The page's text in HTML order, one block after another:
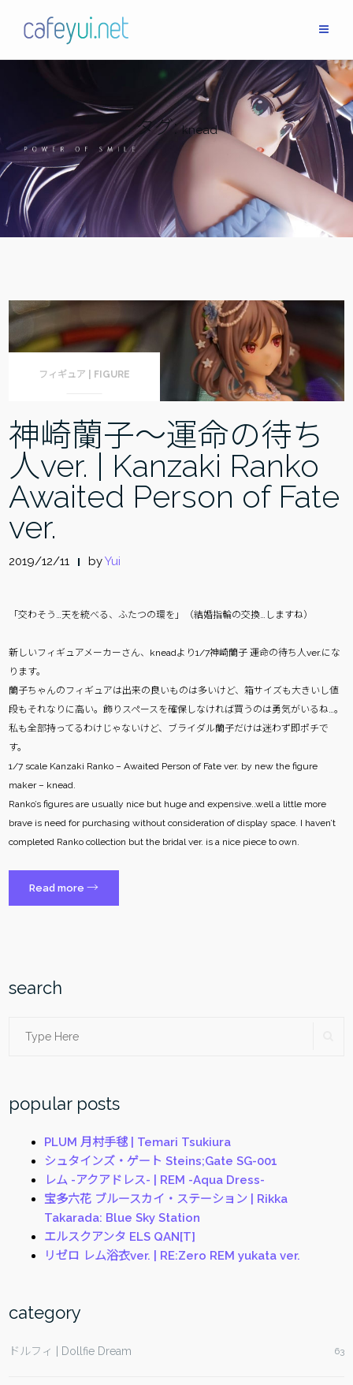
タグ:knead
フィギュア | FIGURE
神崎蘭子〜運命の待ち
人ver. | Kanzaki Ranko
Awaited Person of Fate
ver.
2019/12/11 byYui
「交わそう…天を統べる、ふたつの環を」（結婚指輪の交換…しますね）
新しいフィギュアメーカーさん、kneadより1/7神崎蘭子 運命の待ち人ver.にな
ります。
蘭子ちゃんのフィギュアは出来の良いものは多いけど、箱サイズも大きいし値
段もそれなりに高い。飾りスペースを確保しなければ買うのは勇気がいるね…。
私も全部持ってるわけじゃないけど、ブライダル蘭子だけは迷わず即ポチで
す。
1/7 scale Kanzaki Ranko – Awaited Person of Fate ver. by new the figure
maker – knead.
Ranko’s figures are usually nice but huge and expensive..well a little more
brave is need for purchasing without consideration of display space. I haven’t
completed Ranko collection but the bridal ver. is a nice piece to own.
Read more“神
崎
Kanzaki
Ranko
Awaited
Person
of
Fate
→
search
Search
popular posts
PLUM 月村手毬 | Temari Tsukiura
シュタインズ・ゲート Steins;Gate SG-001
レム -アクアドレス- | REM -Aqua Dress-
宝多六花 ブルースカイ・ステーション | Rikka
Takarada: Blue Sky Station
エルスクアンタ ELS QAN[T]
リゼロ レム浴衣ver. | RE:Zero REM yukata ver.
category
ドルフィ | Dollfie Dream 63